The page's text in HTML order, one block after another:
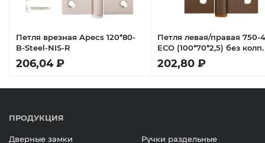
Петля врезная Apecs 120*80-
B-Steel-NIS-R
206,04 ₽
Петля левая/правая 750-
ECO (100*70*2,5) без
Матовый кофе - Левая
202,80 ₽
ПРОДУКЦИЯ
Дверные замки
Ручки раздельные